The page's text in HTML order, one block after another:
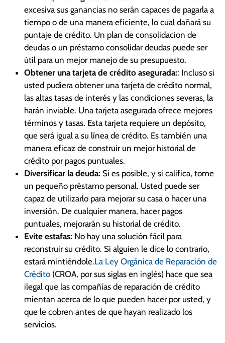
excesiva sus ganancias no serán capaces de pagarla a
tiempo o de una manera eficiente, lo cual dañará su
puntaje de crédito. Un plan de consolidacion de
deudas o un préstamo consolidar deudas puede ser
útil para un mejor manejo de su presupuesto.
Obtener una tarjeta de crédito asegurada:: Incluso si
usted pudiera obtener una tarjeta de crédito normal,
las altas tasas de interés y las condiciones severas, la
harán inviable. Una tarjeta asegurada ofrece mejores
términos y tasas. Esta tarjeta requiere un depósito,
que será igual a su línea de crédito. Es también una
manera eficaz de construir un mejor historial de
crédito por pagos puntuales.
Diversificar la deuda: Si es posible, y si califica, tome
un pequeño préstamo personal. Usted puede ser
capaz de utilizarlo para mejorar su casa o hacer una
inversión. De cualquier manera, hacer pagos
puntuales, mejorarán su historial de crédito.
Evite estafas: No hay una solución fácil para
reconstruir su crédito. Si alguien le dice lo contrario,
estará mintiéndole.La Ley Orgánica de Reparación de
Crédito (CROA, por sus siglas en inglés) hace que sea
ilegal que las compañías de reparación de crédito
mientan acerca de lo que pueden hacer por usted, y
que le cobren antes de que hayan realizado los
servicios.